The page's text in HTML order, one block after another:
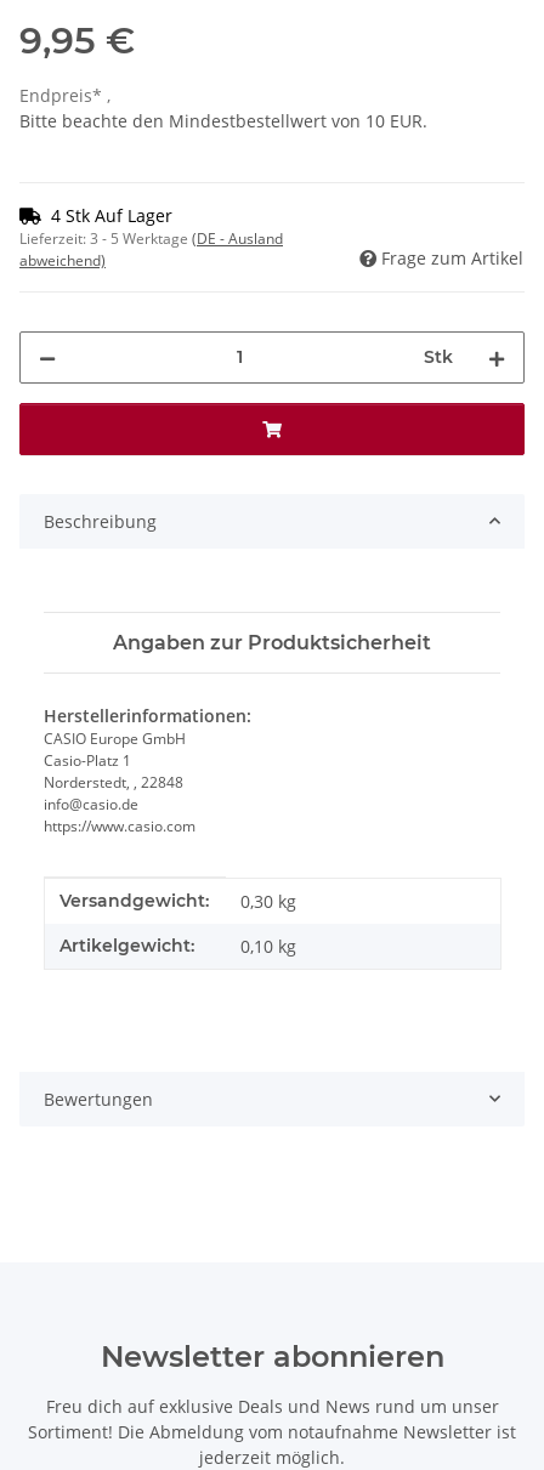
9,95 €
Endpreis* ,
Bitte beachte den Mindestbestellwert von 10 EUR.
4 Stk Auf Lager
Lieferzeit:3 - 5 Werktage (DE - Ausland
abweichend)
Frage zum Artikel
Stk
Beschreibung
Angaben zur Produktsicherheit
Herstellerinformationen:
CASIO Europe GmbH
Casio-Platz 1
Norderstedt, , 22848
info@casio.de
https://www.casio.com
Produkteigenschaft
Wert
Versandgewicht: 0,30 kg
Artikelgewicht: 0,10 kg
Bewertungen
Newsletter abonnieren
Freu dich auf exklusive Deals und News rund um unser
Sortiment! Die Abmeldung vom notaufnahme Newsletter ist
jederzeit möglich.